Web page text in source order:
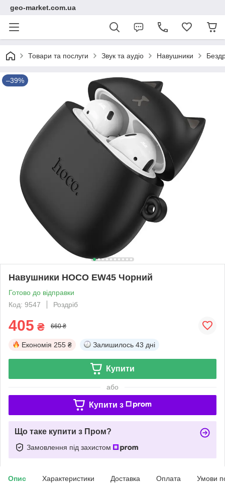
geo-market.com.ua
Товари та послуги Звук та аудіо Навушники
–39%
Навушники HOCO EW45 Чорний
Готово до відправки
Код: 9547
Роздріб
405 ₴ 660 ₴
Економія 255 ₴ Залишилось 43 дні
Купити
або
Купити з
Що таке купити з Пром?
Замовлення під захистом
Опис Характеристики Доставка Оплата Умови